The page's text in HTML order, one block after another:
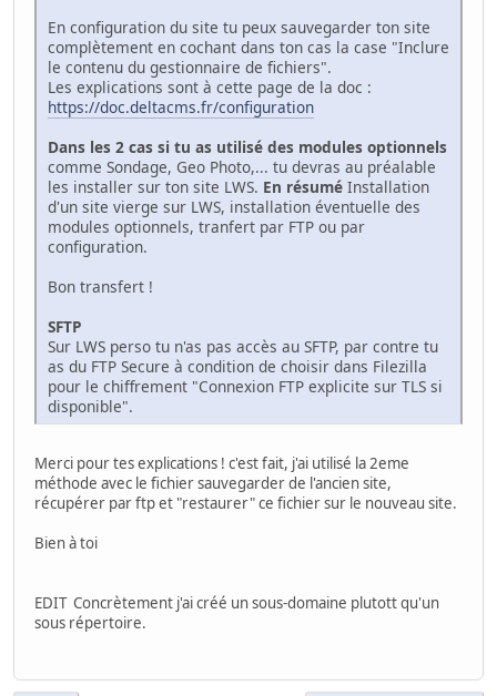
En configuration du site tu peux sauvegarder ton site
complètement en cochant dans ton cas la case "Inclure
le contenu du gestionnaire de fichiers".
Les explications sont à cette page de la doc :
https://doc.deltacms.fr/configuration
Dans les 2 cas si tu as utilisé des modules optionnels
comme Sondage, Geo Photo,... tu devras au préalable
les installer sur ton site LWS. En résumé Installation
d'un site vierge sur LWS, installation éventuelle des
modules optionnels, tranfert par FTP ou par
configuration.
Bon transfert !
SFTP
Sur LWS perso tu n'as pas accès au SFTP, par contre tu
as du FTP Secure à condition de choisir dans Filezilla
pour le chiffrement "Connexion FTP explicite sur TLS si
disponible".
Merci pour tes explications ! c'est fait, j'ai utilisé la 2eme
méthode avec le fichier sauvegarder de l'ancien site,
récupérer par ftp et "restaurer" ce fichier sur le nouveau site.
Bien à toi
EDIT Concrètement j'ai créé un sous-domaine plutott qu'un
sous répertoire.